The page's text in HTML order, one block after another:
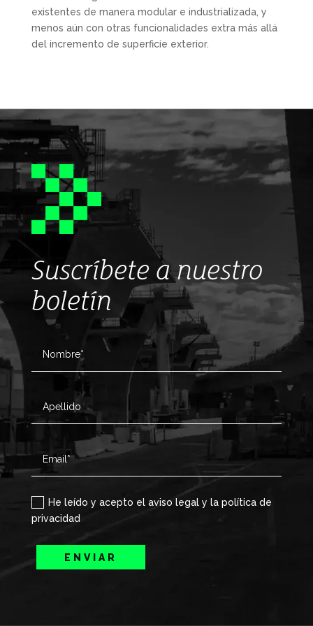
existentes de manera modular e industrializada, y
menos aún con otras funcionalidades extra más allá
del incremento de superficie exterior.
Suscríbete a nuestro
boletín
He leído y acepto el aviso legal y la política de
privacidad
ENVIAR